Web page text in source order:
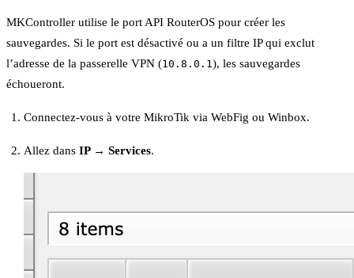
MKController utilise le port API RouterOS pour créer les
sauvegardes. Si le port est désactivé ou a un filtre IP qui exclut
l’adresse de la passerelle VPN (10.8.0.1), les sauvegardes
échoueront.
Connectez-vous à votre MikroTik via WebFig ou Winbox.
Allez dansIP → Services.